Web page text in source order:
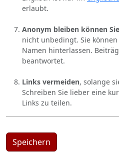
erlaubt.
Anonym bleiben können
nicht unbedingt. Sie können
Namen hinterlassen.
beantwortet.
Links vermeiden, solange
Schreiben Sie lieber eine
Links zu teilen.
Speichern